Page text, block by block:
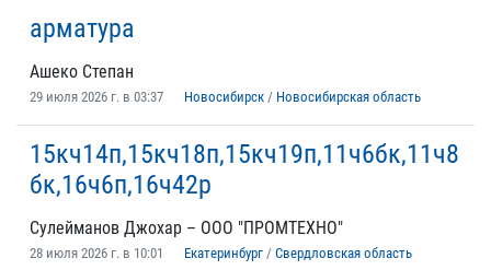
арматура
Ашеко Степан
29 июля 2026 г. в 03:37 Новосибирск / Новосибирская область
15кч14п,15кч18п,15кч19п,11ч6бк,11ч8
бк,16ч6п,16ч42р
Сулейманов Джохар – ООО "ПРОМТЕХНО"
28 июля 2026 г. в 10:01 Екатеринбург / Свердловская область